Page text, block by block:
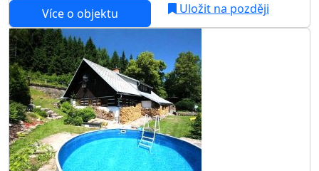
Více o objektu
Uložit na později